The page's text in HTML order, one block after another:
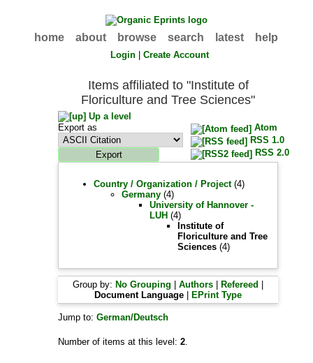
home about browse search latest help
Login |Create Account
Items affiliated to "Institute of
Floriculture and Tree Sciences"
Up a level
Export as
Atom
RSS 1.0
RSS 2.0
Country / Organization / Project(4)
Germany (4)
University of Hannover -
LUH (4)
Institute of
Floriculture and Tree
Sciences (4)
Group by: No Grouping |Authors Refereed
Document Language
EPrint Type
Jump to:German/Deutsch
Number of items at this level:2.